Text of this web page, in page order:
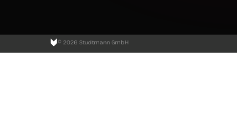
© 2026 Studtmann GmbH